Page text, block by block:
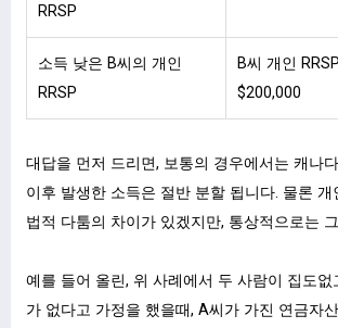
RRSP
소득 낮은 B씨의 개인
RRSP
B씨 개인
$200,000
대답을 먼저 드리면, 보통의 경우에서는 캐나
이후 발생한 소득은 절반 분할 됩니다. 물론 개
법적 다툼의 차이가 있겠지만, 통상적으로는
예를 들어 올린, 위 사례에서 두 사람이 집도
가 없다고 가정을 했을때, A씨가 가진 연금자